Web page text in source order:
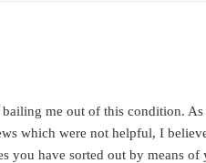
me out of this condition.
which were not helpful, I
you have sorted out by means of